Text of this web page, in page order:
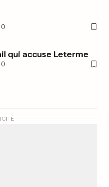
0
qui accuse Leterme
0